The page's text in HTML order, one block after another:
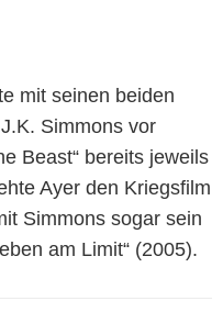
mit seinen beiden
Simmons vor
Beast“ bereits jeweils
Ayer den Kriegsfilm
Simmons sogar sein
am Limit“ (2005).